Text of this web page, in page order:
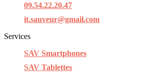
09.54.22.20.47
it.sauveur@gmail.com
Services
SAV Smartphones
SAV Tablettes